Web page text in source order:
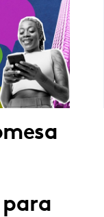
para